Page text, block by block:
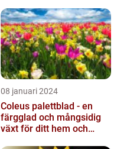
08 januari 2024
Coleus palettblad - en
färgglad och mångsidig
växt för ditt hem och